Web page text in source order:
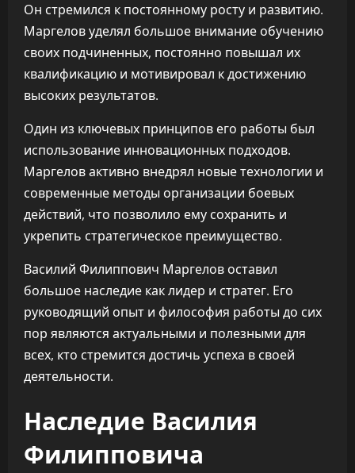
Он стремился к постоянному росту и развитию.
Маргелов уделял большое внимание обучению
своих подчиненных, постоянно повышал их
квалификацию и мотивировал к достижению
высоких результатов.
Один из ключевых принципов его работы был
использование инновационных подходов.
Маргелов активно внедрял новые технологии и
современные методы организации боевых
действий, что позволило ему сохранить и
укрепить стратегическое преимущество.
Василий Филиппович Маргелов оставил
большое наследие как лидер и стратег. Его
руководящий опыт и философия работы до сих
пор являются актуальными и полезными для
всех, кто стремится достичь успеха в своей
деятельности.
Наследие Василия
Филипповича